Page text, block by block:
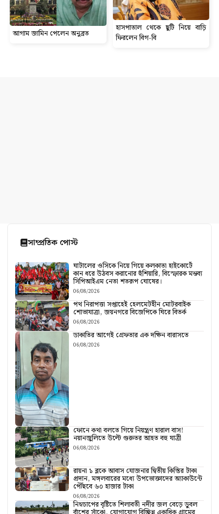
আগাম জামিন পেলেন অনুব্রত
হাসপাতাল থেকে ছুটি নিয়ে বাড়ি
ফিরলেন বিগ-বি
সাম্প্রতিক পোস্ট
ঘাটালের ওসিকে নিয়ে গিয়ে কলকাতা হাইকোর্টে
কান ধরে উঠবস করানোর হুঁশিয়ারি, বিস্ফোরক মন্তব্য
সিপিআইএম নেতা শতরূপ ঘোষের।
06/08/2026
পথ নিরাপত্তা সপ্তাহেই হেলমেটহীন মোটরবাইক
শোভাযাত্রা, জয়নগরে বিজেপিকে ঘিরে বিতর্ক
06/08/2026
ডাকাতির আগেই গ্রেফতার এক দক্ষিন বারাসতে
06/08/2026
ফোনে কথা বলতে গিয়ে নিয়ন্ত্রণ হারাল বাস!
নয়ানজুলিতে উল্টে গুরুতর আহত বহু যাত্রী
06/08/2026
রায়না ১ ব্লকে আবাস যোজনার দ্বিতীয় কিস্তির টাকা
প্রদান, মঙ্গলবারের মধ্যে উপভোক্তাদের অ্যাকাউন্টে
পৌঁছবে ৬০ হাজার টাকা
06/08/2026
নিম্নচাপের বৃষ্টিতে শিলাবতী নদীর জল বেড়ে ডুবল